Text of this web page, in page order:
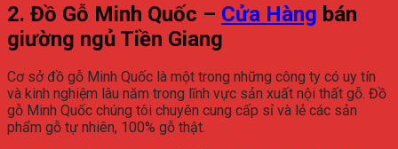
2. Đồ Gỗ Minh Quốc – Cửa Hàng bán
giường ngủ Tiền Giang
Cơ sở đồ gỗ Minh Quốc là một trong những công ty có uy tín
và kinh nghiệm lâu năm trong lĩnh vực sản xuất nội thất gỗ. Đồ
gỗ Minh Quốc chúng tôi chuyên cung cấp sỉ và lẻ các sản
phẩm gỗ tự nhiên, 100% gỗ thật.